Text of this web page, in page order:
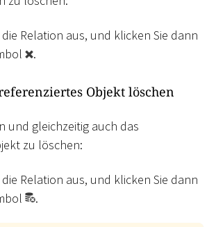
Relation aus, und klicken Sie dann
.
Objekt löschen
und gleichzeitig auch das
zu löschen:
Relation aus, und klicken Sie dann
.